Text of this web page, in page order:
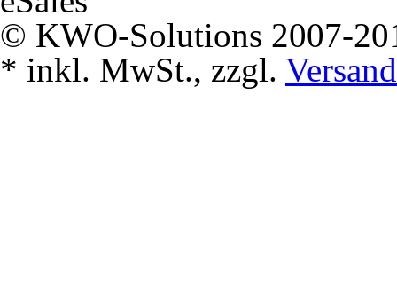
© KWO-Solutions 2007-
* inkl. MwSt., zzgl.